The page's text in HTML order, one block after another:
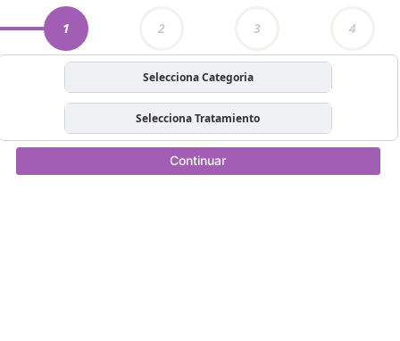
1 2 3 4
Selecciona Categoria
Selecciona Tratamiento
Continuar